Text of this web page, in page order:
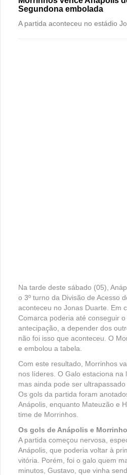
Segundona embolada
A partida aconteceu no estádio
Na tarde deste sábado (05),
o 3º turno da Divisão de Acesso
aconteceu no Jonas Duarte. Em
Comarca poderia até conseguir
antecipação, a depender dos
não foi isso que aconteceu. O
e embolou a tabela.
Com este resultado, Morrinhos
nos líderes. O Galo estaciona na
mas ainda pode ser
Os gols da partida foram
Anápolis, enquanto Mateuzão e
time de Morrinhos.
Os gols de Anápolis e
A partida começou nervosa,
Anápolis, que poderia voltar à
vitória. Porém, foi o galo quem
minutos, Gustavo, que vinha